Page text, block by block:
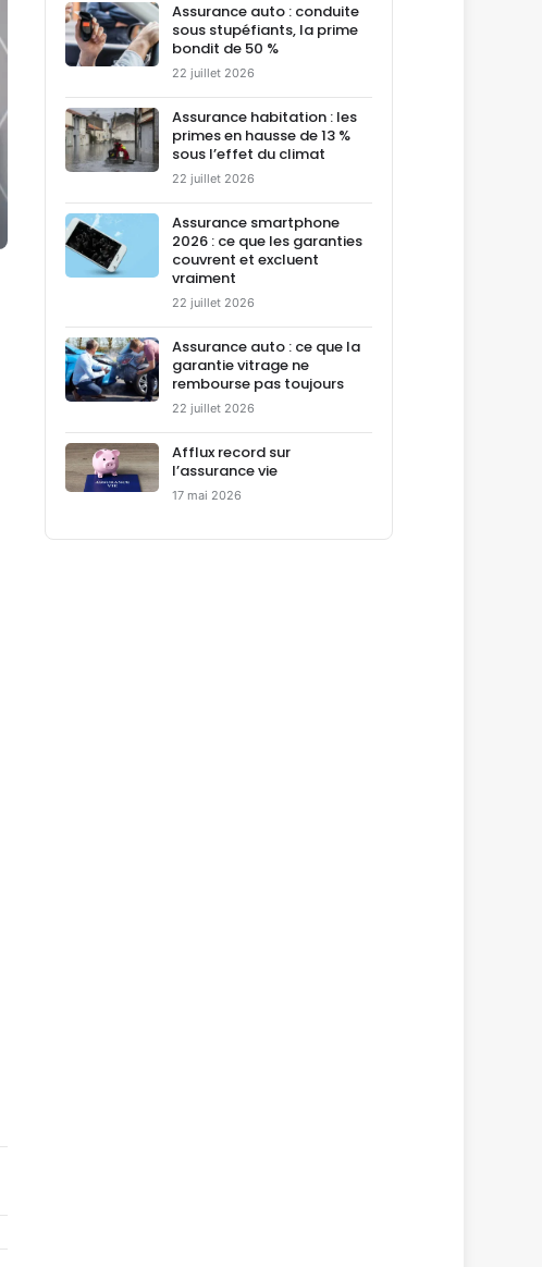
Assurance auto : conduite
sous stupéfiants, la prime
bondit de 50 %
22 juillet 2026
Assurance habitation : les
primes en hausse de 13 %
sous l’effet du climat
22 juillet 2026
Assurance smartphone
2026 : ce que les garanties
couvrent et excluent
vraiment
22 juillet 2026
Assurance auto : ce que la
garantie vitrage ne
rembourse pas toujours
22 juillet 2026
Afflux record sur
l’assurance vie
17 mai 2026